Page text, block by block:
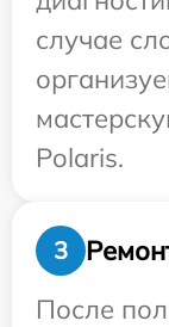
случае
Polaris.
3
После